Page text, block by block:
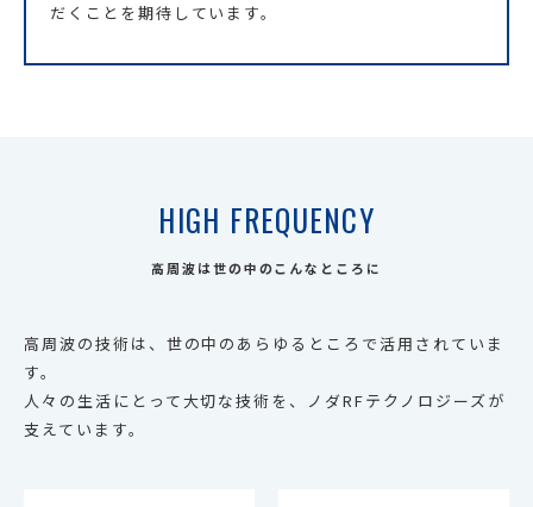
だくことを期待しています。
HIGH FREQUENCY
高周波は世の中のこんなところに
高周波の技術は、世の中のあらゆるところで活用されていま
す。
人々の生活にとって大切な技術を、ノダRFテクノロジーズが
支えています。